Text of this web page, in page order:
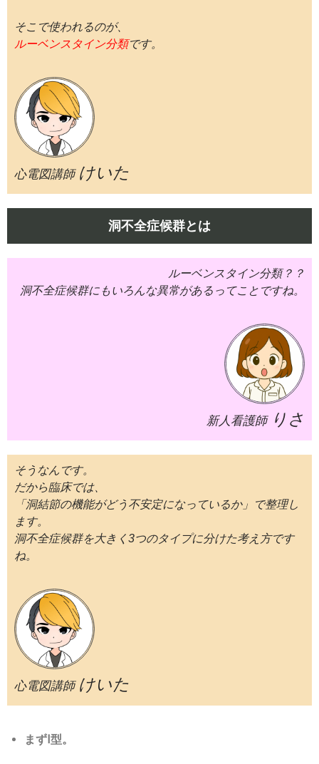
そこで使われるのが、
ルーベンスタイン分類です。
心電図講師 けいた
洞不全症候群とは
ルーベンスタイン分類？？
洞不全症候群にもいろんな異常があるってことですね。
新人看護師 りさ
そうなんです。
だから臨床では、
「洞結節の機能がどう不安定になっているか」で整理し
ます。
洞不全症候群を大きく3つのタイプに分けた考え方です
ね。
心電図講師 けいた
まずⅠ型。